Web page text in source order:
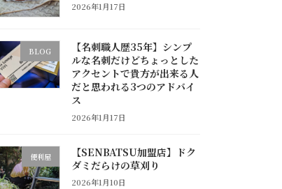
2026年1月17日
BLOG
【名刺職人歴35年】シンプ
ルな名刺だけどちょっとした
アクセントで貴方が出来る人
だと思われる3つのアドバイ
ス
2026年1月17日
便利屋
【SENBATSU加盟店】ドク
ダミだらけの草刈り
2026年1月10日